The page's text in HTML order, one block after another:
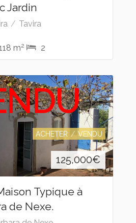
Jardin
Tavira
m2 2
ACHETER VENDU
125,000€
Typique à
de Nexe.